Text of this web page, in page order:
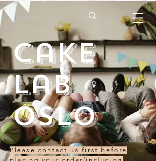
Cake
Lab
Oslo
Please contact us first before